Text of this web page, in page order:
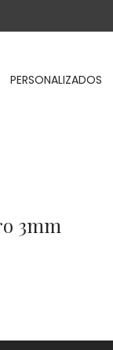
PERSONALIZADOS
3mm